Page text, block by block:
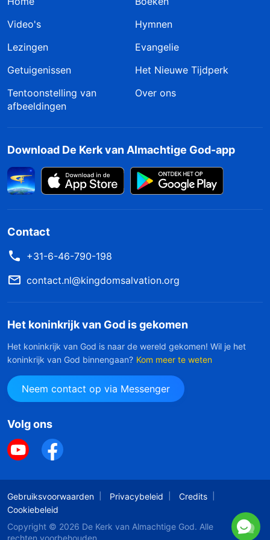
Video's
Hymnen
Lezingen
Evangelie
Getuigenissen
Het Nieuwe Tijdperk
Tentoonstelling van
afbeeldingen
Over ons
Download De Kerk van Almachtige God-app
Contact
+31-6-46-790-198
contact.nl@kingdomsalvation.org
Het koninkrijk van God is gekomen
Het koninkrijk van God is naar de wereld gekomen! Wil je het
koninkrijk van God binnengaan? Kom meer te weten
Neem contact op via Messenger
Volg ons
Gebruiksvoorwaarden Privacybeleid
Credits
Cookiebeleid
Copyright © 2026 De Kerk van Almachtige God. Alle
rechten voorbehouden.